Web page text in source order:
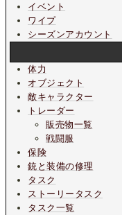
イベント
ワイプ
シーズンアカウント
体力
オブジェクト
敵キャラクター
トレーダー
販売物一覧
戦闘服
保険
銃と装備の修理
タスク
ストーリータスク
タスク一覧